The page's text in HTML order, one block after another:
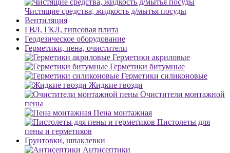
Чистящие средства, жидкость д/мытья посуды
Вентиляция
ГВЛ, ГКЛ, гипсовая плита
Геодезическое оборудование
Герметики, пена, очистители
Герметики акриловые
Герметики битумные
Герметики силиконовые
Жидкие гвозди
Очистители монтажной
пены
Пена монтажная
Пистолеты для
пены и герметиков
Грунтовки, шпаклевки
Антисептики